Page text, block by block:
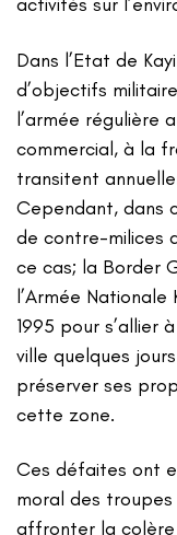
Dans l’Etat de
d’objectifs
l’armée régulière
commercial, à la
transitent
Cependant, dans
de contre-milices
ce cas; la Border
l’Armée Nationale
1995 pour s’allier
ville quelques
préserver ses
cette zone.
Ces défaites ont
moral des
affronter la colère